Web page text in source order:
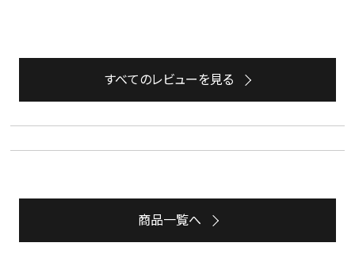
すべてのレビューを見る
商品一覧へ